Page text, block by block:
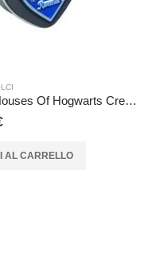
Harry Potter Houses Of Hogwarts Crests Candy Tin – Corvo Nero
AL CARRELLO